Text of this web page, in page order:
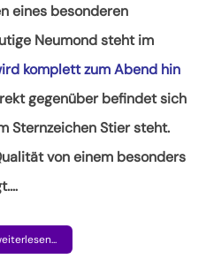
eines besonderen
Neumond steht im
komplett zum Abend hin
gegenüber befindet sich
Sternzeichen Stier steht.
von einem besonders
…